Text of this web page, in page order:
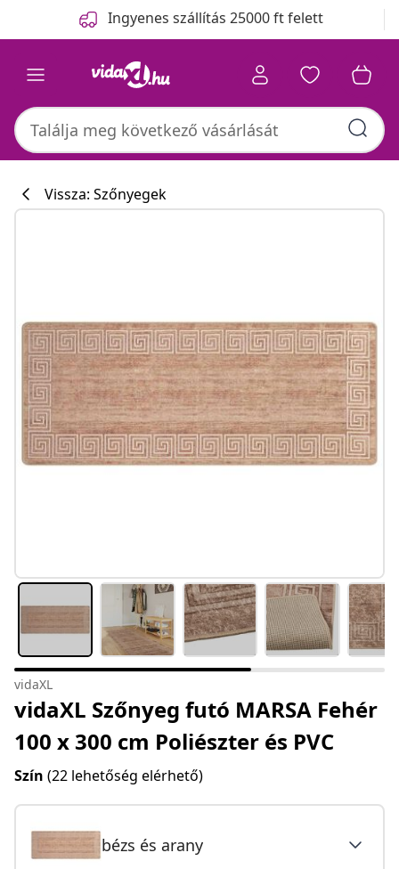
Ingyenes szállítás 25000 ft felett
Vissza: Szőnyegek
vidaXL
vidaXL Szőnyeg futó MARSA Fehér
100 x 300 cm Poliészter és PVC
Szín (22 lehetőség elérhető)
bézs és arany